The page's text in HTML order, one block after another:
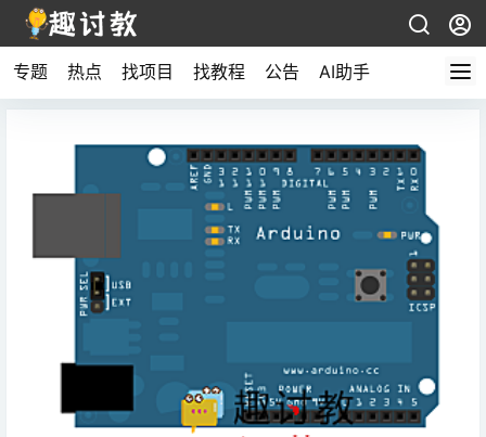
专题 热点 找项目 找教程 公告 AI助手